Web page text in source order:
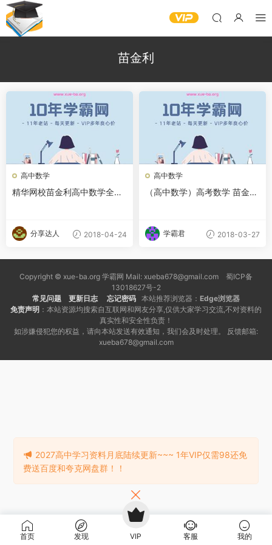
苗金利
高中数学
精华网校苗金利高中数学全套
分享达人 2018-04-24
高中数学
（高中数学）高考数学 苗金利
学霸君 2018-03-27
Copyright © xue-ba.org 学霸网 Mail: xueba678@gmail.com 蜀ICP备
13018627号-2
常见问题
更新日志 忘记密码 本站推荐浏览器： Edge浏览器
免责声明 ：本站资源均搜索自互联网和网友分享,仅供大家学习交流,不对资料的
真实性和安全性负责！
如涉嫌侵犯您的权益，请向本站发送有效通知，我们会及时处理。 反馈邮箱:
xueba678@gmail.com
首页 发现 VIP 客服 我的
2027高中学习资料月底陆续更新~~~ 1年VIP仅需98还免
费送百度和夸克网盘群！！